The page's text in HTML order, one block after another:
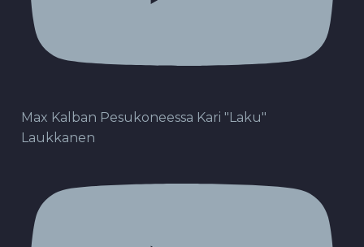
Max Kalban Pesukoneessa Kari "Laku"
Laukkanen